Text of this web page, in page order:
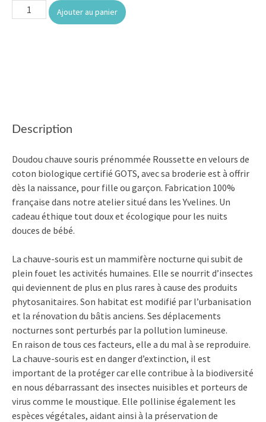
quantité Ajouter au panier
Description
Doudou chauve souris prénommée Roussette en velours de
coton biologique certifié GOTS, avec sa broderie est à offrir
dès la naissance, pour fille ou garçon. Fabrication 100%
française dans notre atelier situé dans les Yvelines. Un
cadeau éthique tout doux et écologique pour les nuits
douces de bébé.
La chauve-souris est un mammifère nocturne qui subit de
plein fouet les activités humaines. Elle se nourrit d’insectes
qui deviennent de plus en plus rares à cause des produits
phytosanitaires. Son habitat est modifié par l’urbanisation
et la rénovation du bâtis anciens. Ses déplacements
nocturnes sont perturbés par la pollution lumineuse.
En raison de tous ces facteurs, elle a du mal à se reproduire.
La chauve-souris est en danger d’extinction, il est
important de la protéger car elle contribue à la biodiversité
en nous débarrassant des insectes nuisibles et porteurs de
virus comme le moustique. Elle pollinise également les
espèces végétales, aidant ainsi à la préservation de